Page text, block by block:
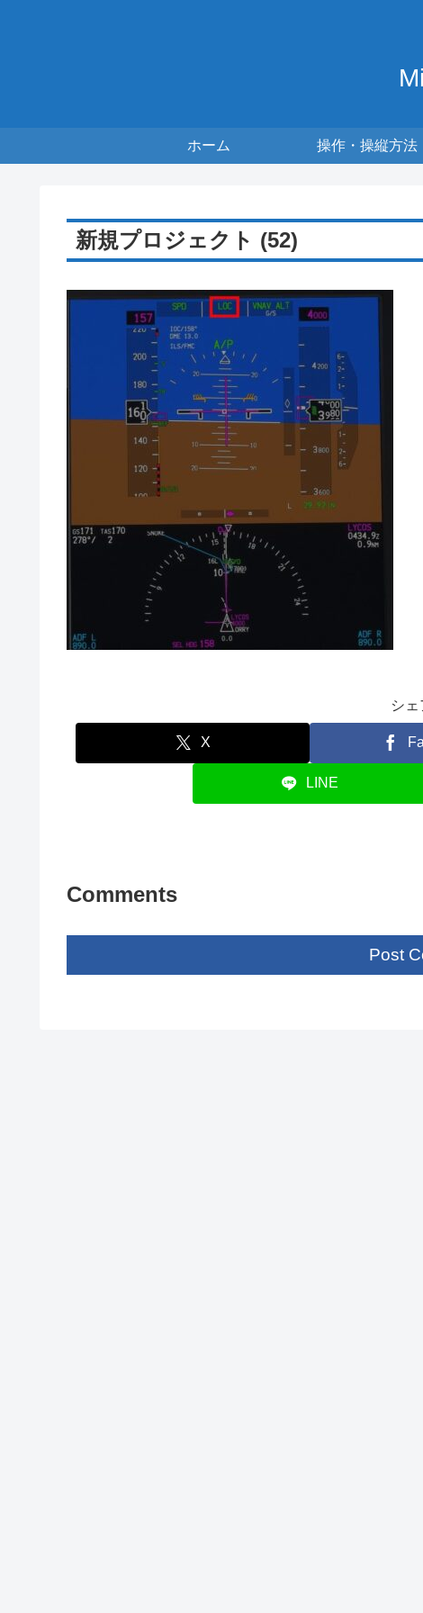
ホーム 操作・操縦方法
新規プロジェクト (52)
シェ
X
LINE
Comments
Post